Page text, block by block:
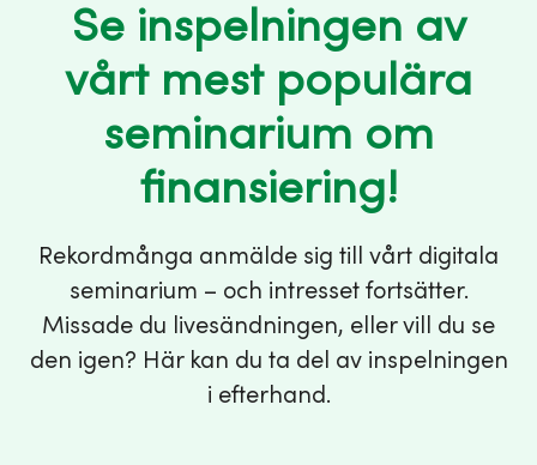
Se inspelningen av
vårt mest populära
seminarium om
finansiering!
Rekordmånga anmälde sig till vårt digitala
seminarium – och intresset fortsätter.
Missade du livesändningen, eller vill du se
den igen? Här kan du ta del av inspelningen
i efterhand.